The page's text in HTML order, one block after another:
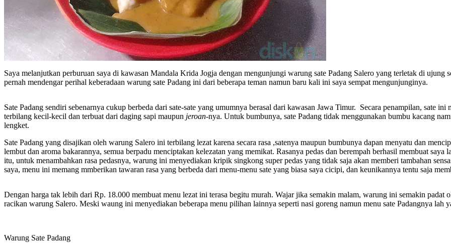
Saya melanjutkan perburuan saya di kawasan Mandala Krida Jogja dengan mengunjungi warung sate Padang Salero yang terletak di
pernah mendengar perihal keberadaan warung sate Padang ini dari beberapa teman namun baru kali ini saya sempat mengunjunginya.
Sate Padang sendiri sebenarnya cukup berbeda dari sate-sate yang umumnya berasal dari kawasan Jawa Timur. Secara penampilan, sate
terbilang kecil-kecil dan terbuat dari daging sapi maupun jeroan-nya. Untuk bumbunya, sate Padang tidak menggunakan bumbu kacang
lengket.
Sate Padang yang disajikan oleh warung Salero ini terbilang lezat karena secara rasa ,satenya maupun bumbunya dapan menyatu dan
lembut dan aroma bakarannya, semua berpadu menciptakan kelezatan yang memikat. Rasanya pedas dan berempah berhasil membuat
itu, untuk menambahkan rasa pedasnya, warung ini menyediakan kripik singkong super pedas yang tidak saja akan memberi tambahan
saya, menu ini memang mmberikan tawaran rasa yang berbeda dari menu-menu sate yang biasa saya cicipi, dan keunikannya tentu saja
Dengan harga tak lebih dari Rp. 18.000 membuat menu lezat ini terasa begitu murah. Wajar jika semakin malam, warung ini semakin padat
racikan warung Salero. Meski waung ini menyediakan beberapa menu pilihan lainnya seperti nasi goreng namun menu sate Padangnya lah
Warung Sate Padang